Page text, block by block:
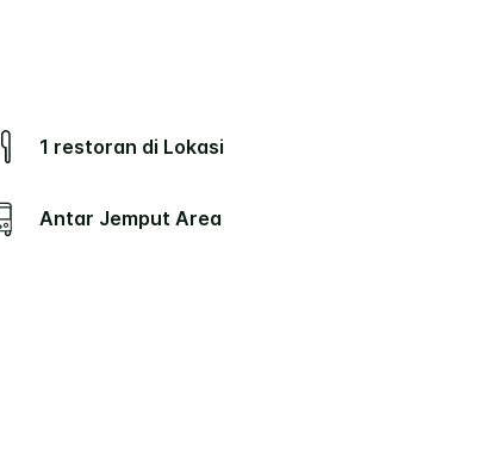
1 restoran di Lokasi
Antar Jemput Area